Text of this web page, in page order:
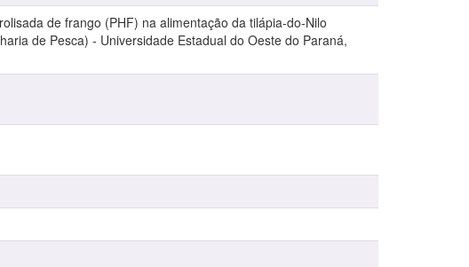
de frango (PHF) na alimentação da tilápia-do-Nilo
de Pesca) - Universidade Estadual do Oeste do Paraná,